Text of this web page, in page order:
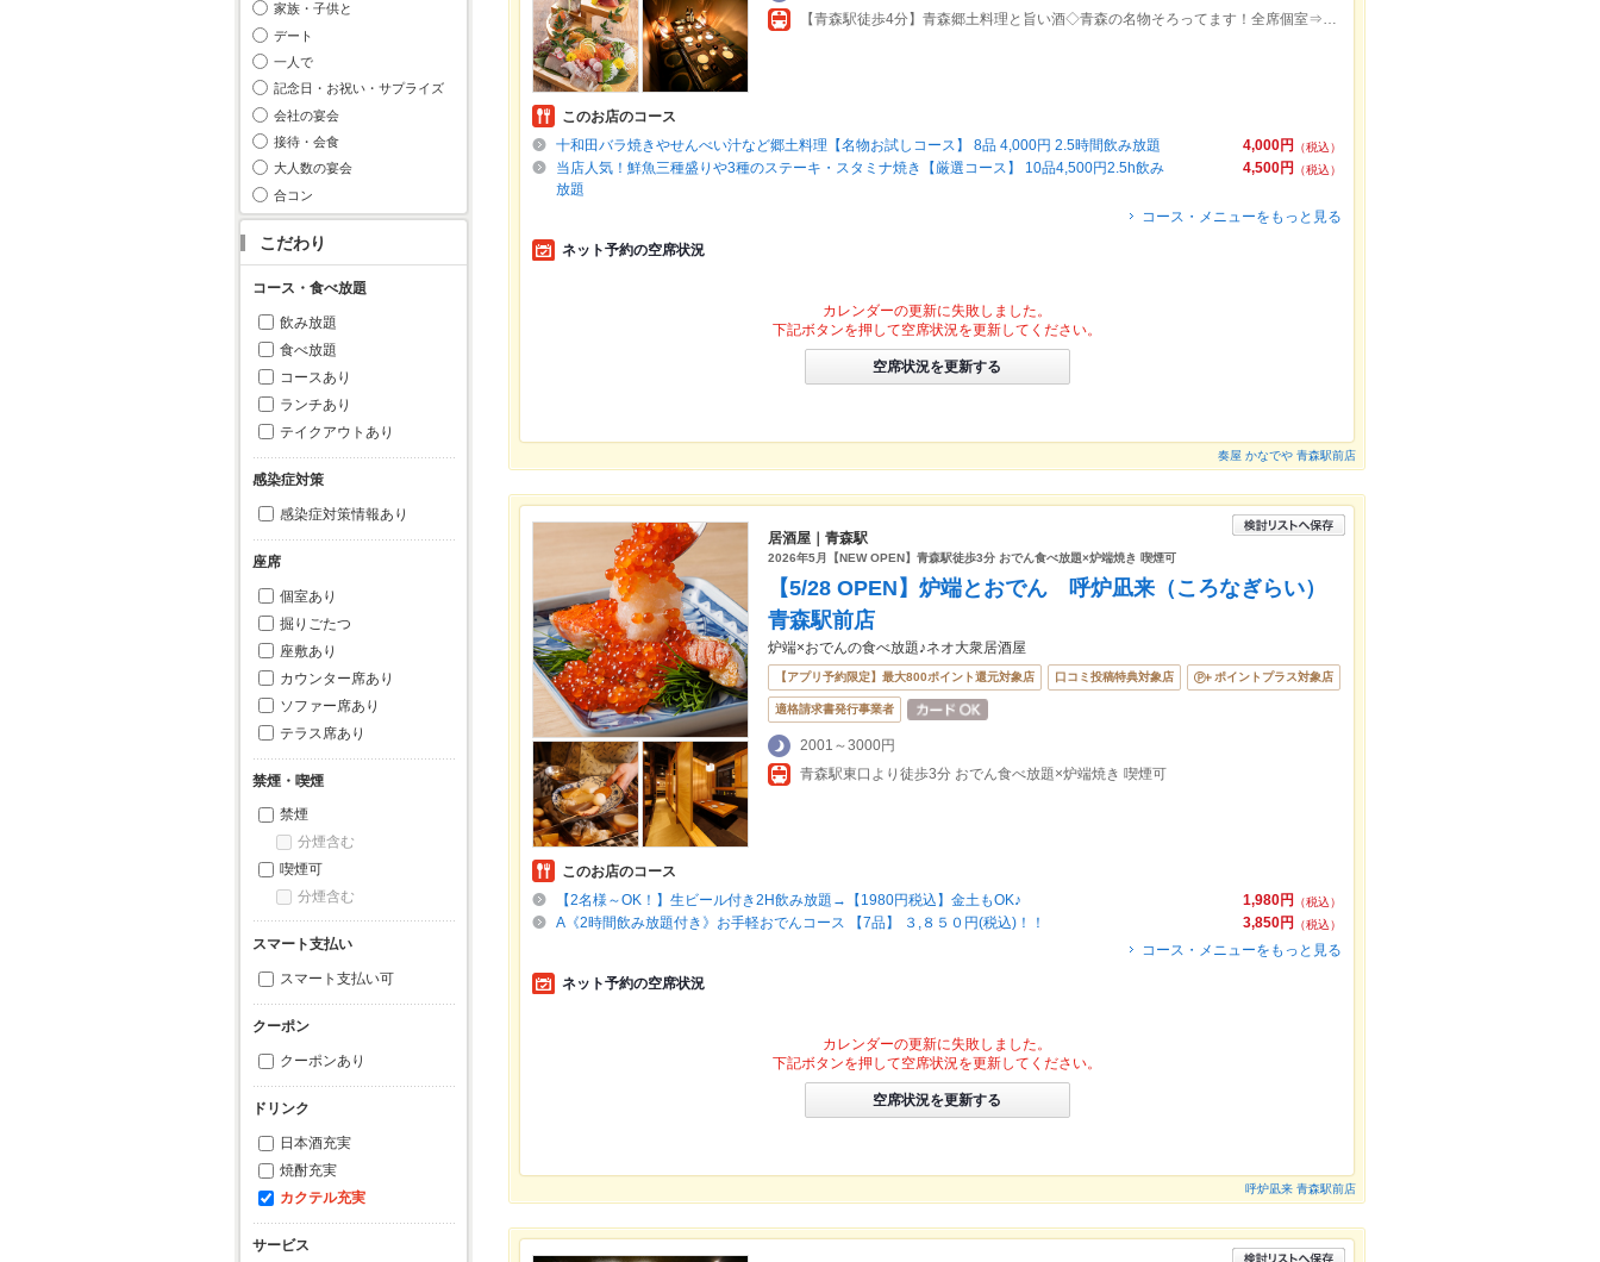
家族・子供と
デート
一人で
記念日・お祝い・サプライズ
会社の宴会
接待・会食
大人数の宴会
合コン
こだわり
コース・食べ放題
飲み放題
食べ放題
コースあり
ランチあり
テイクアウトあり
感染症対策
感染症対策情報あり
座席
個室あり
掘りごたつ
座敷あり
カウンター席あり
ソファー席あり
テラス席あり
禁煙・喫煙
禁煙
分煙含む
喫煙可
分煙含む
スマート支払い
スマート支払い可
クーポン
クーポンあり
ドリンク
日本酒充実
焼酎充実
カクテル充実
サービス
【青森駅徒歩4分】青森郷土料理と旨い酒◇青森の名物そろってます！全席個室⇒2名様～◎
このお店のコース
4,000円
（税込）
十和田バラ焼きやせんべい汁など郷土料理【名物お試しコース】 8品 4,000円 2.5時間飲み放題
4,500円
（税込）
当店人気！鮮魚三種盛りや3種のステーキ・スタミナ焼き【厳選コース】 10品4,500円2.5h飲み
放題
コース・メニューをもっと見る
ネット予約の空席状況
カレンダーの更新に失敗しました。
下記ボタンを押して空席状況を更新してください。
空席状況を更新する
奏屋 かなでや 青森駅前店
居酒屋｜青森駅
2026年5月【NEW OPEN】青森駅徒歩3分 おでん食べ放題×炉端焼き 喫煙可
【5/28 OPEN】炉端とおでん 呼炉凪来（ころなぎらい）
青森駅前店
炉端×おでんの食べ放題♪ネオ大衆居酒屋
【アプリ予約限定】最大800ポイント還元対象店 口コミ投稿特典対象店 ポイントプラス対象店
適格請求書発行事業者
2001～3000円
青森駅東口より徒歩3分 おでん食べ放題×炉端焼き 喫煙可
このお店のコース
1,980円
（税込）
【2名様～OK！】生ビール付き2H飲み放題→【1980円税込】金土もOK♪
3,850円
（税込）
A《2時間飲み放題付き》お手軽おでんコース 【7品】 ３,８５０円(税込)！！
コース・メニューをもっと見る
ネット予約の空席状況
カレンダーの更新に失敗しました。
下記ボタンを押して空席状況を更新してください。
空席状況を更新する
呼炉凪来 青森駅前店